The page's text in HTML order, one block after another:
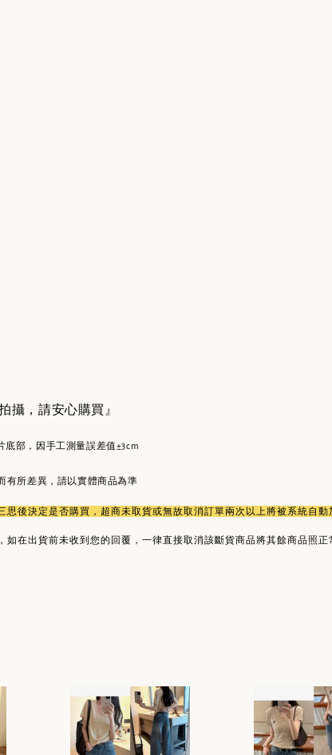
攝，請安心購買』
部，因手工測量誤差值±3cm
有所差異，請以實體商品為準
後決定是否購買，超商未取貨或無故取消訂單兩次以上將被系統自動
在出貨前未收到您的回覆，一律直接取消該斷貨商品將其餘商品照正